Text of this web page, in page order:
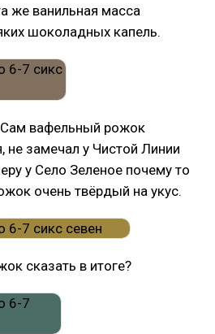
же ванильная масса
шоколадных капель.
вафельный рожок
не замечал у Чистой Линии
у Село Зеленое почему то
очень твёрдый на укус.
сказать в итоге?